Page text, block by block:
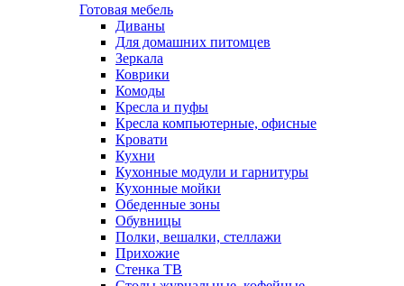
Готовая мебель
Диваны
Для домашних питомцев
Зеркала
Коврики
Комоды
Кресла и пуфы
Кресла компьютерные, офисные
Кровати
Кухни
Кухонные модули и гарнитуры
Кухонные мойки
Обеденные зоны
Обувницы
Полки, вешалки, стеллажи
Прихожие
Стенка ТВ